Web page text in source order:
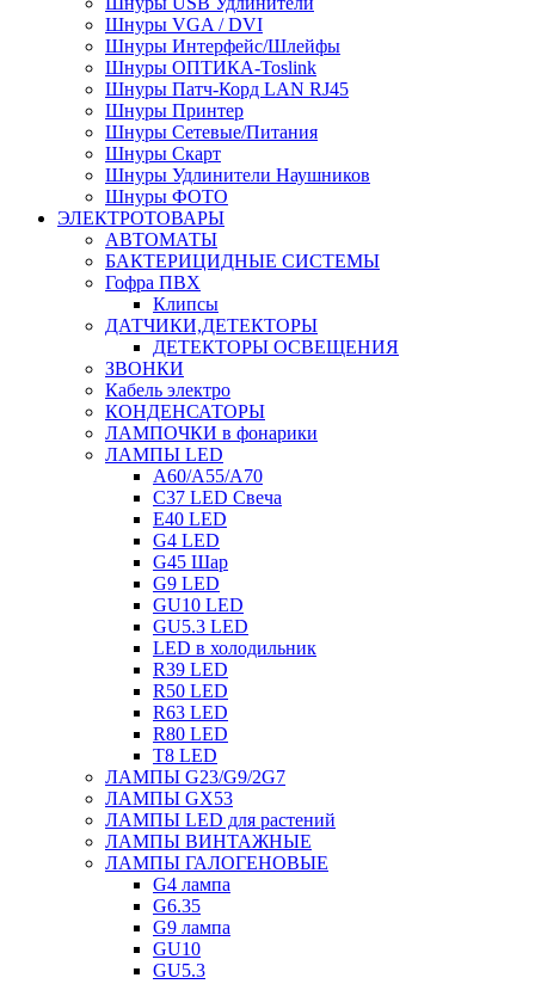
Шнуры VGA / DVI
Шнуры Интерфейс/Шлейфы
Шнуры ОПТИКА-Toslink
Шнуры Патч-Корд LAN RJ45
Шнуры Принтер
Шнуры Сетевые/Питания
Шнуры Скарт
Шнуры Удлинители Наушников
Шнуры ФОТО
ЭЛЕКТРОТОВАРЫ
АВТОМАТЫ
БАКТЕРИЦИДНЫЕ СИСТЕМЫ
Гофра ПВХ
Клипсы
ДАТЧИКИ,ДЕТЕКТОРЫ
ДЕТЕКТОРЫ ОСВЕЩЕНИЯ
ЗВОНКИ
Кабель электро
КОНДЕНСАТОРЫ
ЛАМПОЧКИ в фонарики
ЛАМПЫ LED
A60/A55/A70
C37 LED Свеча
E40 LED
G4 LED
G45 Шар
G9 LED
GU10 LED
GU5.3 LED
LED в холодильник
R39 LED
R50 LED
R63 LED
R80 LED
T8 LED
ЛАМПЫ G23/G9/2G7
ЛАМПЫ GX53
ЛАМПЫ LED для растений
ЛАМПЫ ВИНТАЖНЫЕ
ЛАМПЫ ГАЛОГЕНОВЫЕ
G4 лампа
G6.35
G9 лампа
GU10
GU5.3